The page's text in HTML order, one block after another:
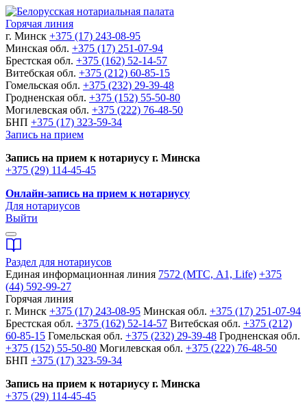
Горячая линия
г. Минск +375 (17) 243-08-95
Минская обл. +375 (17) 251-07-94
Брестская обл. +375 (162) 52-14-57
Витебская обл. +375 (212) 60-85-15
Гомельская обл. +375 (232) 29-39-48
Гродненская обл. +375 (152) 55-50-80
Могилевская обл. +375 (222) 76-48-50
БНП +375 (17) 323-59-34
Запись на прием
Запись на прием к нотариусу г. Минска
+375 (29) 114-45-45
Онлайн-запись на прием к нотариусу
Для нотариусов
Выйти
Раздел для нотариусов
Единая информационная линия 7572 (МТС, A1, Life) +375
(44) 592-99-27
Горячая линия
г. Минск +375 (17) 243-08-95 Минская обл. +375 (17) 251-07-94
Брестская обл. +375 (162) 52-14-57 Витебская обл. +375 (212)
60-85-15 Гомельская обл. +375 (232) 29-39-48 Гродненская обл.
+375 (152) 55-50-80 Могилевская обл. +375 (222) 76-48-50
БНП +375 (17) 323-59-34
Запись на прием к нотариусу г. Минска
+375 (29) 114-45-45